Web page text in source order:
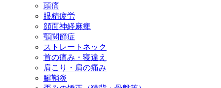
頭痛
眼精疲労
顔面神経麻痺
顎関節症
ストレートネック
首の痛み・寝違え
肩こり・肩の痛み
腱鞘炎